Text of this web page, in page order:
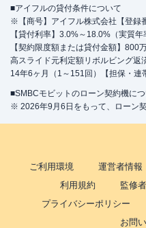
■アイフルの貸付条件について
※【商号】アイフル株式会社【登録
【貸付利率】3.0%～18.0%（実質
【契約限度額または貸付金額】800
高スライド元利定額リボルビング返
14年6ヶ月（1～151回）【担保・連
■SMBCモビットのローン契約機に
※ 2026年9月6日をもって、ローン
ご利用環境 運営者情報
利用規約
監修
プライバシーポリシー
お問